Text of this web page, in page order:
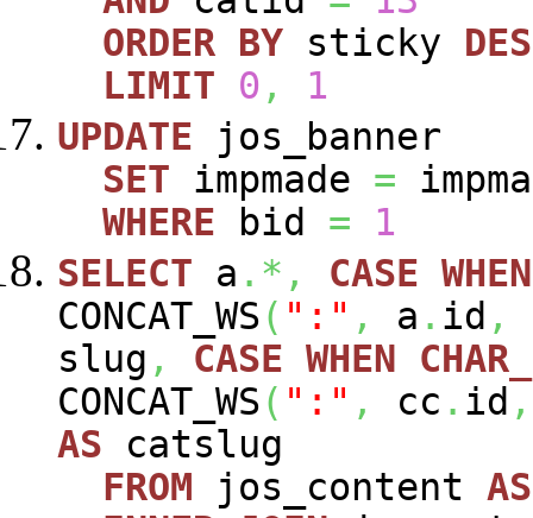
ORDER BY sticky
LIMIT
0 ,
1
UPDATE jos_banner
SET impmade =
WHERE bid =
1
SELECT a .*, CASE WHEN
CONCAT_WS( ":" , a . id ,
slug , CASE WHEN
CONCAT_WS( ":" , cc . id ,
AS catslug
FROM jos_content AS